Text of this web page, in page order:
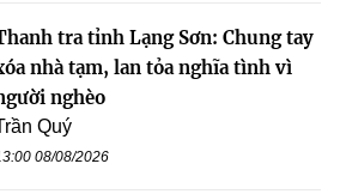
tra tỉnh Lạng Sơn: Chung tay
nhà tạm, lan tỏa nghĩa tình vì
nghèo
Quý
08/08/2026